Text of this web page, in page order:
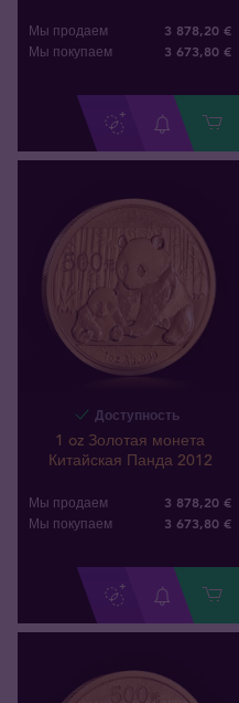
Мы продаем 3 878,20 €
Мы покупаем 3 673,80 €
Доступность
1 oz Золотая монета
Китайская Панда 2012
Мы продаем 3 878,20 €
Мы покупаем 3 673,80 €